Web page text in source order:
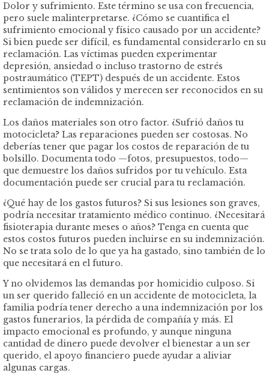
Dolor y sufrimiento. Este término se usa con frecuencia,
pero suele malinterpretarse. ¿Cómo se cuantifica el
sufrimiento emocional y físico causado por un accidente?
Si bien puede ser difícil, es fundamental considerarlo en su
reclamación. Las víctimas pueden experimentar
depresión, ansiedad o incluso trastorno de estrés
postraumático (TEPT) después de un accidente. Estos
sentimientos son válidos y merecen ser reconocidos en su
reclamación de indemnización.
Los daños materiales son otro factor. ¿Sufrió daños tu
motocicleta? Las reparaciones pueden ser costosas. No
deberías tener que pagar los costos de reparación de tu
bolsillo. Documenta todo —fotos, presupuestos, todo—
que demuestre los daños sufridos por tu vehículo. Esta
documentación puede ser crucial para tu reclamación.
¿Qué hay de los gastos futuros? Si sus lesiones son graves,
podría necesitar tratamiento médico continuo. ¿Necesitará
fisioterapia durante meses o años? Tenga en cuenta que
estos costos futuros pueden incluirse en su indemnización.
No se trata solo de lo que ya ha gastado, sino también de lo
que necesitará en el futuro.
Y no olvidemos las demandas por homicidio culposo. Si
un ser querido falleció en un accidente de motocicleta, la
familia podría tener derecho a una indemnización por los
gastos funerarios, la pérdida de compañía y más. El
impacto emocional es profundo, y aunque ninguna
cantidad de dinero puede devolver el bienestar a un ser
querido, el apoyo financiero puede ayudar a aliviar
algunas cargas.